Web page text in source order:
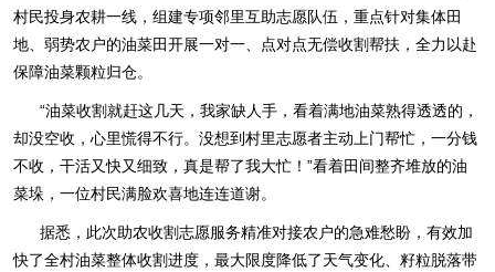
村民投身农耕一线，组建专项邻里互助志愿队伍，重点针对集体田
地、弱势农户的油菜田开展一对一、点对点无偿收割帮扶，全力以赴
保障油菜颗粒归仓。
“油菜收割就赶这几天，我家缺人手，看着满地油菜熟得透透的，
却没空收，心里慌得不行。没想到村里志愿者主动上门帮忙，一分钱
不收，干活又快又细致，真是帮了我大忙！”看着田间整齐堆放的油
菜垛，一位村民满脸欢喜地连连道谢。
据悉，此次助农收割志愿服务精准对接农户的急难愁盼，有效加
快了全村油菜整体收割进度，最大限度降低了天气变化、籽粒脱落带